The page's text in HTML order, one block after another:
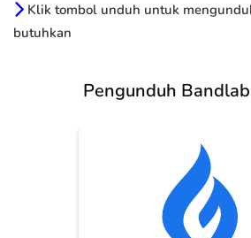
Klik tombol unduh untuk
butuhkan
Pengunduh